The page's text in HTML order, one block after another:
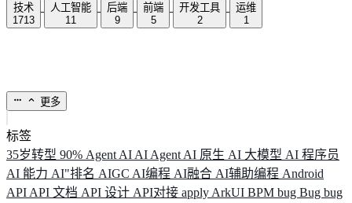
技术
1713
人工智能
11
后端
9
前端
5
开发工具
2
运维
1
更多
标签
35岁转型 90% Agent AI AI Agent AI 原生 AI 大模型 AI 程序员
AI 能力 AI"排名 AIGC AI编程 AI融合 AI辅助编程 Android
API API 文档 API 设计 API对接 apply ArkUI BPM bug Bug bug